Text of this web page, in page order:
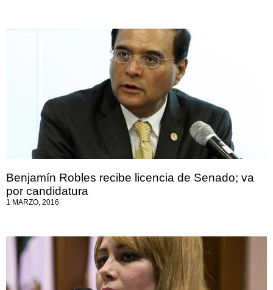
Benjamín Robles recibe licencia de Senado; va
por candidatura
1 MARZO, 2016